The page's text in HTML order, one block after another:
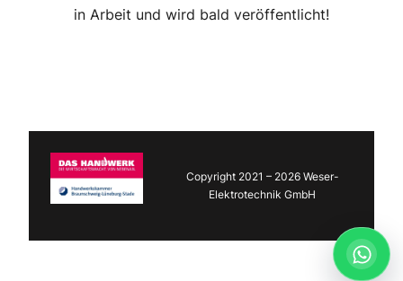
in Arbeit und wird bald veröffentlicht!
Copyright 2021 – 2026 Weser-
Elektrotechnik GmbH